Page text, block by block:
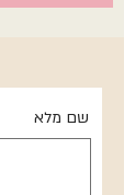
שם מלא